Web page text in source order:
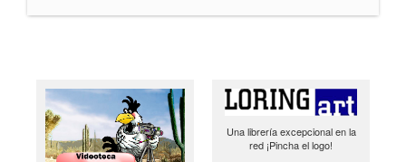
Una librería excepcional en la
red ¡Pincha el logo!